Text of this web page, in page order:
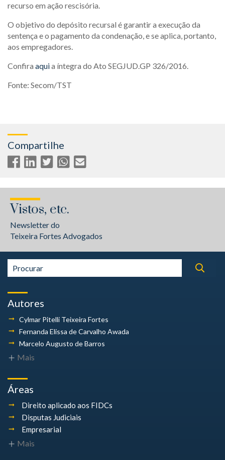
recurso em ação rescisória.
O objetivo do depósito recursal é garantir a execução da
sentença e o pagamento da condenação, e se aplica, portanto,
aos empregadores.
Confira aquia íntegra do Ato SEGJUD.GP 326/2016.
Fonte: Secom/TST
Compartilhe
Vistos, etc.
Newsletter do
Teixeira Fortes Advogados
Autores
Cylmar Pitelli Teixeira Fortes
Fernanda Elissa de Carvalho Awada
Marcelo Augusto de Barros
Mais
Áreas
Direito aplicado aos FIDCs
Disputas Judiciais
Empresarial
Mais